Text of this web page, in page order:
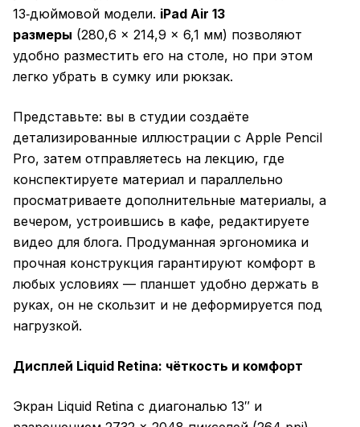
13‑дюймовой модели. iPad Air 13
размеры (280,6 × 214,9 × 6,1 мм) позволяют
удобно разместить его на столе, но при этом
легко убрать в сумку или рюкзак.
Представьте: вы в студии создаёте
детализированные иллюстрации с Apple Pencil
Pro, затем отправляетесь на лекцию, где
конспектируете материал и параллельно
просматриваете дополнительные материалы, а
вечером, устроившись в кафе, редактируете
видео для блога. Продуманная эргономика и
прочная конструкция гарантируют комфорт в
любых условиях — планшет удобно держать в
руках, он не скользит и не деформируется под
нагрузкой.
Дисплей Liquid Retina: чёткость и комфорт
Экран Liquid Retina с диагональю 13″ и